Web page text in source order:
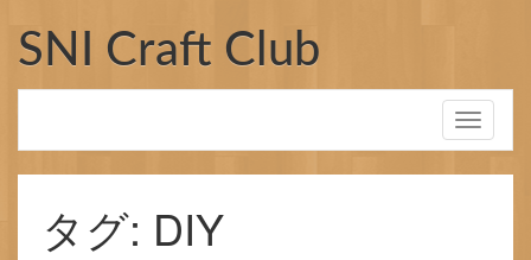
SNI Craft Club
Toggle
タグ: DIY